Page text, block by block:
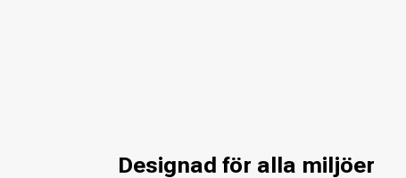
Designad för alla miljöer